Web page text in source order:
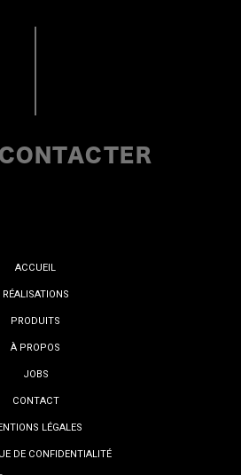
ACCUEIL
RÉALISATIONS
PRODUITS
À PROPOS
JOBS
CONTACT
LÉGALES
DE CONFIDENTIALITÉ